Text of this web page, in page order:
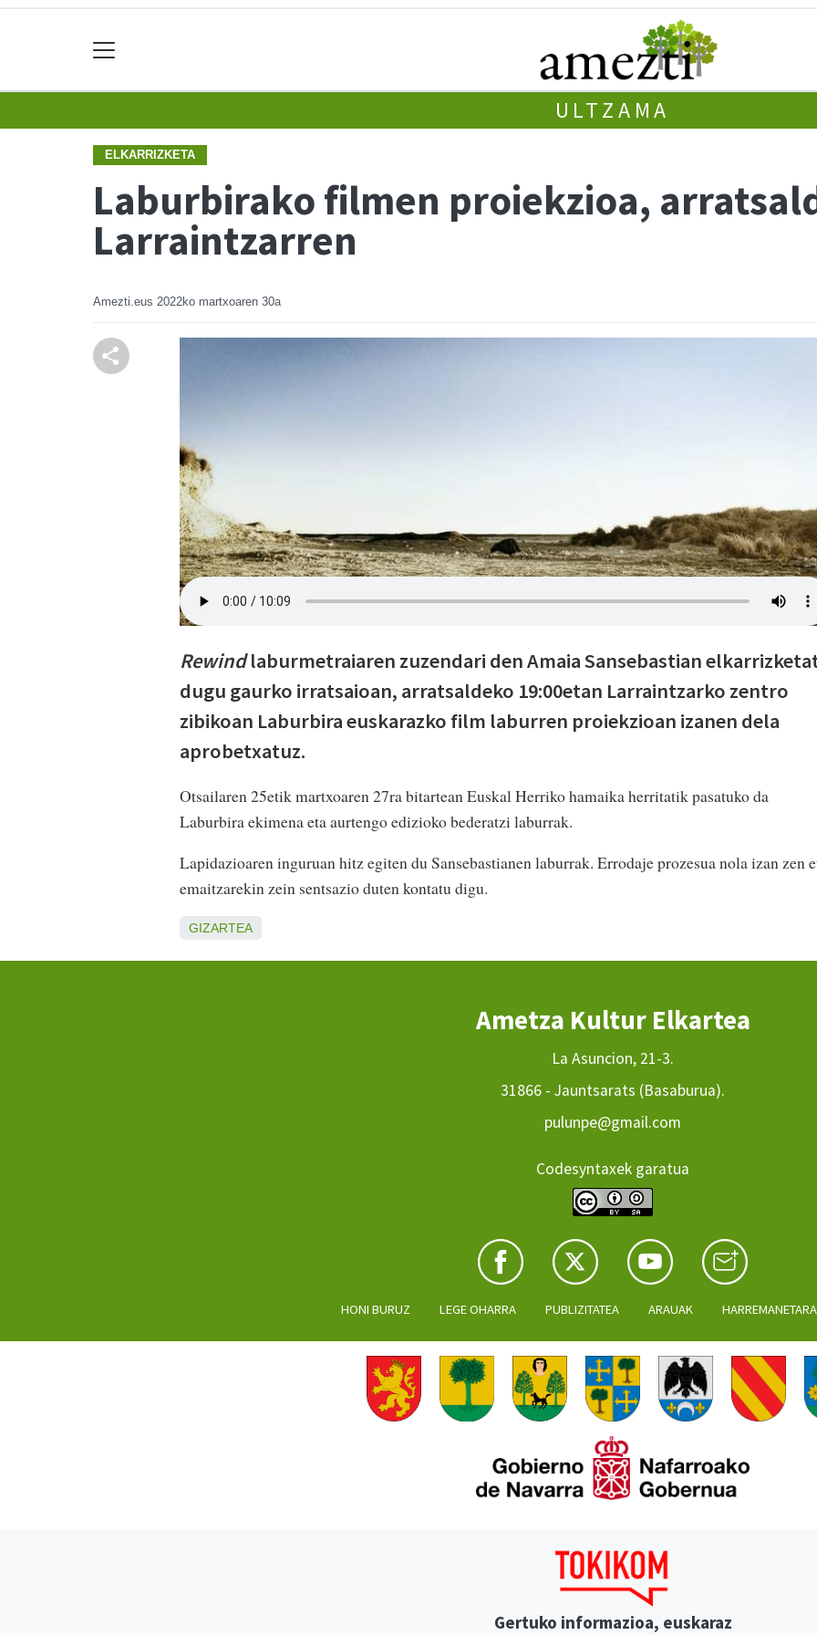
ULTZAMA
ELKARRIZKETA
Laburbirako filmen proiekzioa,
Larraintzarren
Amezti.eus 2022ko martxoaren 30a
Rewindlaburmetraiaren zuzendari den Amaia Sansebastian
dugu gaurko irratsaioan, arratsaldeko 19:00etan Larraintzarko zentro
zibikoan Laburbira euskarazko film laburren proiekzioan izanen dela
aprobetxatuz.
Otsailaren 25etik martxoaren 27ra bitartean Euskal Herriko hamaika herritatik pasatuko da
Laburbira ekimena eta aurtengo edizioko bederatzi laburrak.
Lapidazioaren inguruan hitz egiten du Sansebastianen laburrak. Errodaje prozesua nola izan zen
emaitzarekin zein sentsazio duten kontatu digu.
GIZARTEA
Ametza Kultur Elkartea
La Asuncion, 21-3.
31866 - Jauntsarats (Basaburua).
pulunpe@gmail.com
Codesyntaxek garatua
HONI BURUZ LEGE OHARRA PUBLIZITATEA ARAUAK
Gertuko informazioa, euskaraz